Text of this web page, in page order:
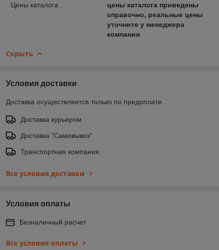
Цены каталога
цены каталога приведены
справочно, реальные цены
уточните у менеджера
компании
Скрыть
Условия доставки
Доставка осуществляется только по предоплате.
Доставка курьером
Доставка "Самовывоз"
Транспортная компания
Все условия доставки
Условия оплаты
Безналичный расчет
Все условия оплаты